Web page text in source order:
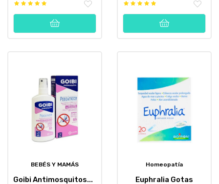
BEBÉS Y MAMÁS
Goibi Antimosquitos...
Homeopatía
Euphralia Gotas